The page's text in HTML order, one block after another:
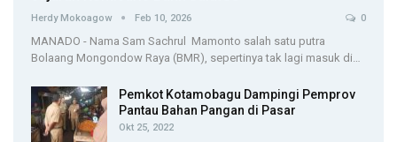
Herdy Mokoagow Feb 10, 2026 0
MANADO - Nama Sam Sachrul Mamonto salah satu putra
Bolaang Mongondow Raya (BMR), sepertinya tak lagi masuk di…
Pemkot Kotamobagu Dampingi Pemprov
Pantau Bahan Pangan di Pasar
Okt 25, 2022